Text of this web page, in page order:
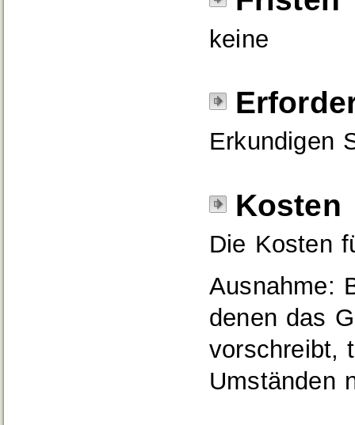
keine
Erkundigen
Kosten
Die Kosten
Ausnahme:
denen das
vorschreibt,
Umständen